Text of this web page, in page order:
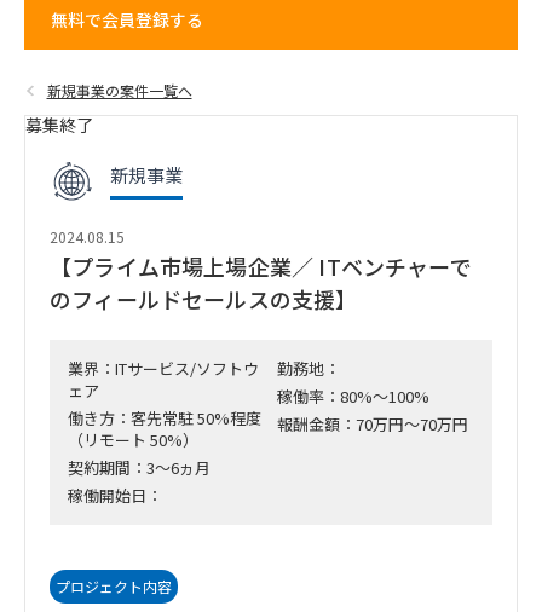
無料で会員登録する
新規事業の案件一覧へ
募集終了
新規事業
2024.08.15
【プライム市場上場企業／ ITベンチャーで
のフィールドセールスの支援】
業界：ITサービス/ソフトウ
ェア
働き方：客先常駐 50%程度
（リモート 50%）
契約期間：3～6ヵ月
稼働開始日：
勤務地：
稼働率：80%～100%
報酬金額：70万円～70万円
プロジェクト内容